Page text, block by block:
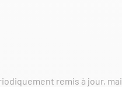
remis à jour,